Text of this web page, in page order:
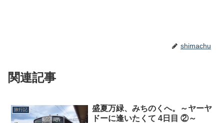
shimachu
関連記事
旅行記
盛夏万緑、みちのくへ。～ヤーヤ
ドーに逢いたくて 4日目 ②～